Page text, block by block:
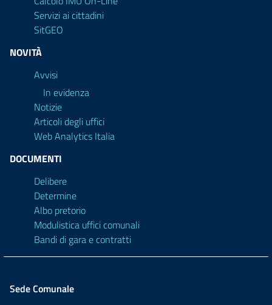
Servizi ai cittadini
SitGEO
NOVITÀ
Avvisi
In evidenza
Notizie
Articoli degli uffici
Web Analytics Italia
DOCUMENTI
Delibere
Determine
Albo pretorio
Modulistica uffici comunali
Bandi di gara e contratti
Sede Comunale